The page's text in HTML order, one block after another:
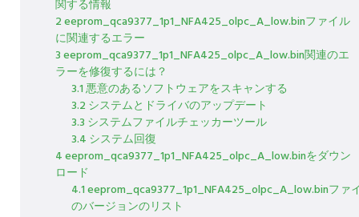
関する情報
2 eeprom_qca9377_1p1_NFA425_olpc_A_low.binファイル
に関連するエラー
3 eeprom_qca9377_1p1_NFA425_olpc_A_low.bin関連のエ
ラーを修復するには？
3.1 悪意のあるソフトウェアをスキャンする
3.2 システムとドライバのアップデート
3.3 システムファイルチェッカーツール
3.4 システム回復
4 eeprom_qca9377_1p1_NFA425_olpc_A_low.binをダウン
ロード
4.1 eeprom_qca9377_1p1_NFA425_olpc_A_low.binファ
のバージョンのリスト